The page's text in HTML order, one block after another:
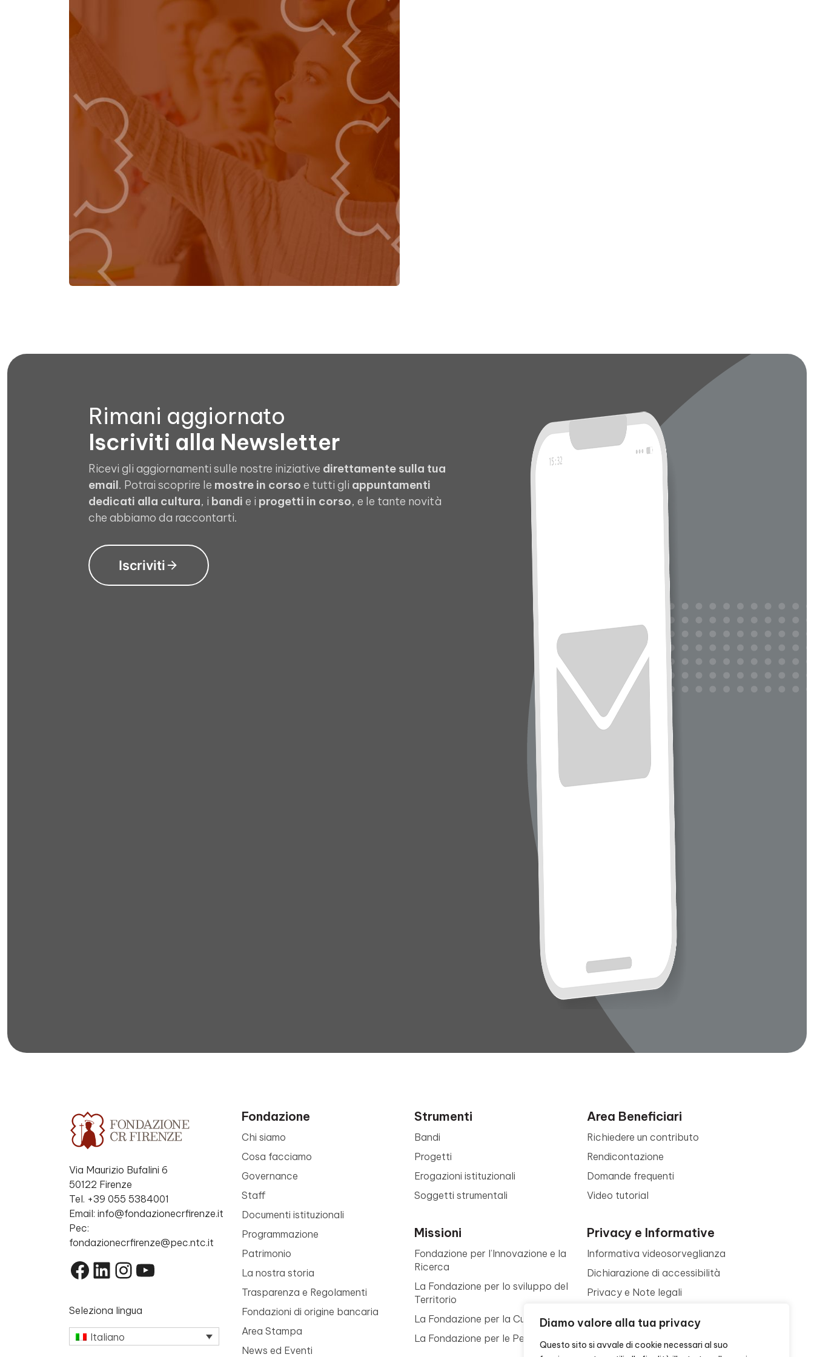
Diamo valore alla tua privacy
Questo sito si avvale di cookie necessari al suo
Rimani aggiornato
Iscriviti alla Newsletter
Ricevi gli aggiornamenti sulle nostre iniziative direttamente sulla tua
email. Potrai scoprire le mostre in corso e tutti gli appuntamenti
dedicati alla cultura, i bandi e i progetti in corso, e le tante novità
che abbiamo da raccontarti.
Iscriviti
Via Maurizio Bufalini 6
50122 Firenze
Tel. +39 055 5384001
Email: info@fondazionecrfirenze.it
Pec:
fondazionecrfirenze@pec.ntc.it
Facebook
LinkedIn
Instagram
YouTube
Seleziona lingua
Italiano
Fondazione
Chi siamo
Cosa facciamo
Governance
Staff
Documenti istituzionali
Programmazione
Patrimonio
La nostra storia
Trasparenza e Regolamenti
Fondazioni di origine bancaria
Area Stampa
News ed Eventi
Strumenti
Bandi
Progetti
Erogazioni istituzionali
Soggetti strumentali
Missioni
Fondazione per l’Innovazione e la
Ricerca
La Fondazione per lo sviluppo del
Territorio
La Fondazione per la Cultura
La Fondazione per le Persone
Area Beneficiari
Richiedere un contributo
Rendicontazione
Domande frequenti
Video tutorial
Privacy e Informative
Informativa videosorveglianza
Dichiarazione di accessibilità
Privacy e Note legali
Contattaci